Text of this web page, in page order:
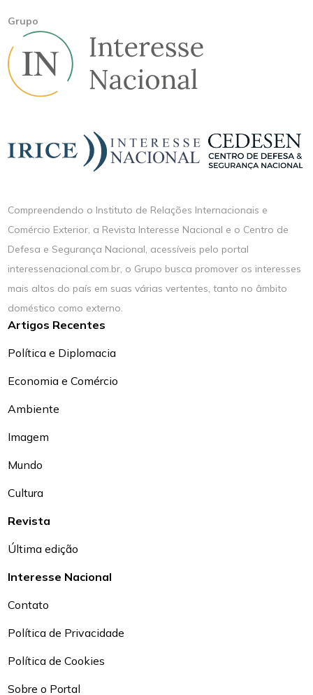
Grupo
Compreendendo o Instituto de Relações Internacionais e
Comércio Exterior, a Revista Interesse Nacional e o Centro de
Defesa e Segurança Nacional, acessíveis pelo portal
interessenacional.com.br, o Grupo busca promover os interesses
mais altos do país em suas várias vertentes, tanto no âmbito
doméstico como externo.
Artigos Recentes
Política e Diplomacia
Economia e Comércio
Ambiente
Imagem
Mundo
Cultura
Revista
Última edição
Interesse Nacional
Contato
Política de Privacidade
Política de Cookies
Sobre o Portal